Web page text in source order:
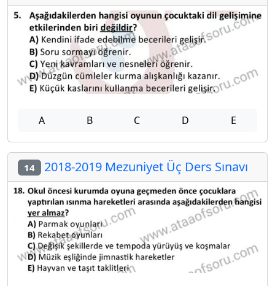
A B C D E
14 2018-2019 Mezuniyet Üç Ders Sınavı